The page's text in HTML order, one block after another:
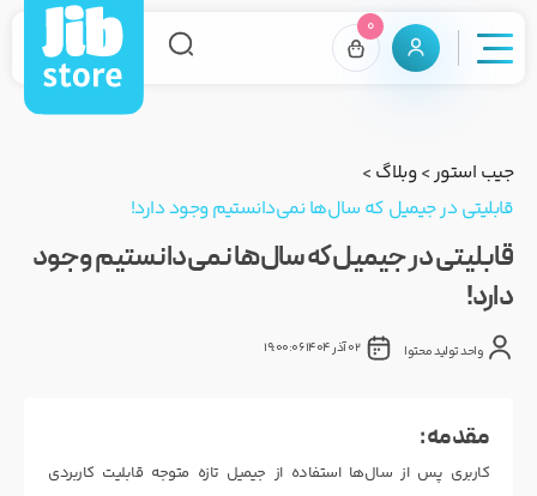
0
جیب استور>وبلاگ >
قابلیتی در جیمیل که سال‌ها نمی‌دانستیم وجود دارد!
قابلیتی در جیمیل که سال‌ها نمی‌دانستیم وجود
دارد!
واحد تولید محتوا 02 آذر 1404 19:00:06
مقدمه :
کاربری پس از سال‌ها استفاده از جیمیل تازه متوجه قابلیت کاربردی